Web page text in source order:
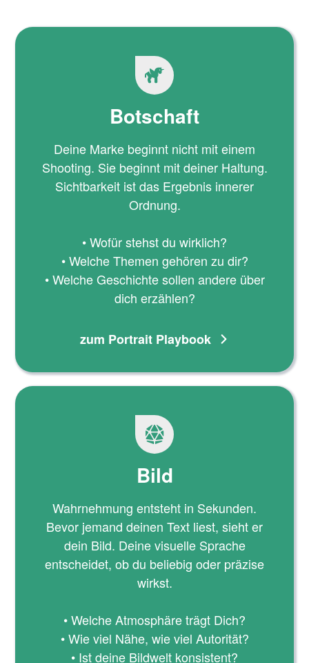
Botschaft
Deine Marke beginnt nicht mit einem
Shooting. Sie beginnt mit deiner Haltung.
Sichtbarkeit ist das Ergebnis innerer
Ordnung.
• Wofür stehst du wirklich?
• Welche Themen gehören zu dir?
• Welche Geschichte sollen andere über
dich erzählen?
zum Portrait Playbook
Bild
Wahrnehmung entsteht in Sekunden.
Bevor jemand deinen Text liest, sieht er
dein Bild. Deine visuelle Sprache
entscheidet, ob du beliebig oder präzise
wirkst.
• Welche Atmosphäre trägt Dich?
• Wie viel Nähe, wie viel Autorität?
• Ist deine Bildwelt konsistent?